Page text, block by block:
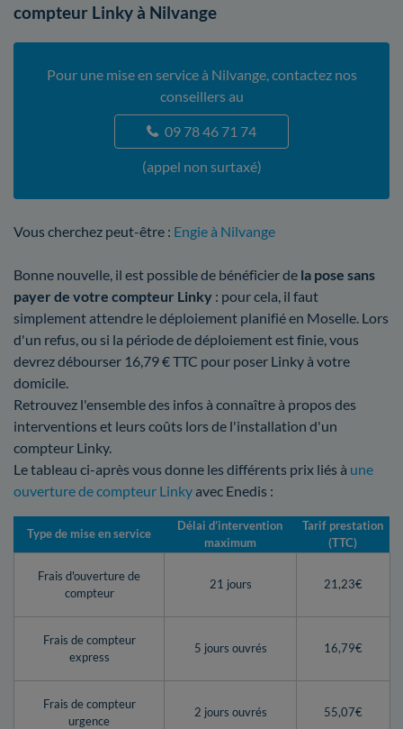
compteur Linky à Nilvange
Pour une mise en service à Nilvange, contactez nos
conseillers au
09 78 46 71 74
(appel non surtaxé)
Vous cherchez peut-être : Engie à Nilvange
Bonne nouvelle, il est possible de bénéficier de la pose sans
payer de votre compteur Linky : pour cela, il faut
simplement attendre le déploiement planifié en Moselle. Lors
d'un refus, ou si la période de déploiement est finie, vous
devrez débourser 16,79 € TTC pour poser Linky à votre
domicile.
Retrouvez l'ensemble des infos à connaître à propos des
interventions et leurs coûts lors de l'installation d'un
compteur Linky.
Le tableau ci-après vous donne les différents prix liés à une
ouverture de compteur Linkyavec Enedis :
Type de mise en service
Délai d’intervention
maximum
Tarif prestation
(TTC)
Frais d'ouverture de
compteur
21 jours 21,23€
Frais de compteur
express
5 jours ouvrés 16,79€
Frais de compteur
urgence
2 jours ouvrés 55,07€